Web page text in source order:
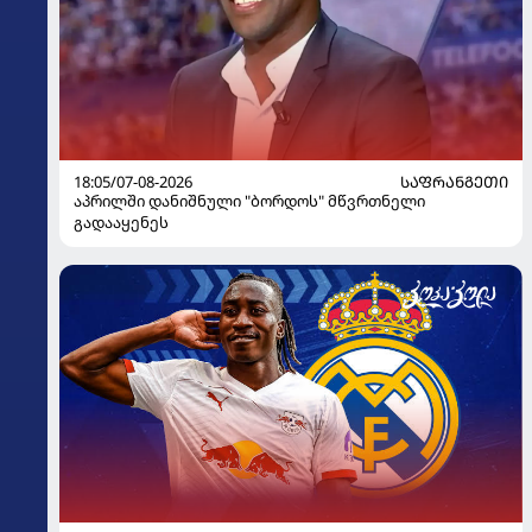
18:05/07-08-2026
ᲡᲐᲤᲠᲐᲜᲒᲔᲗᲘ
აპრილში დანიშნული "ბორდოს" მწვრთნელი
გადააყენეს